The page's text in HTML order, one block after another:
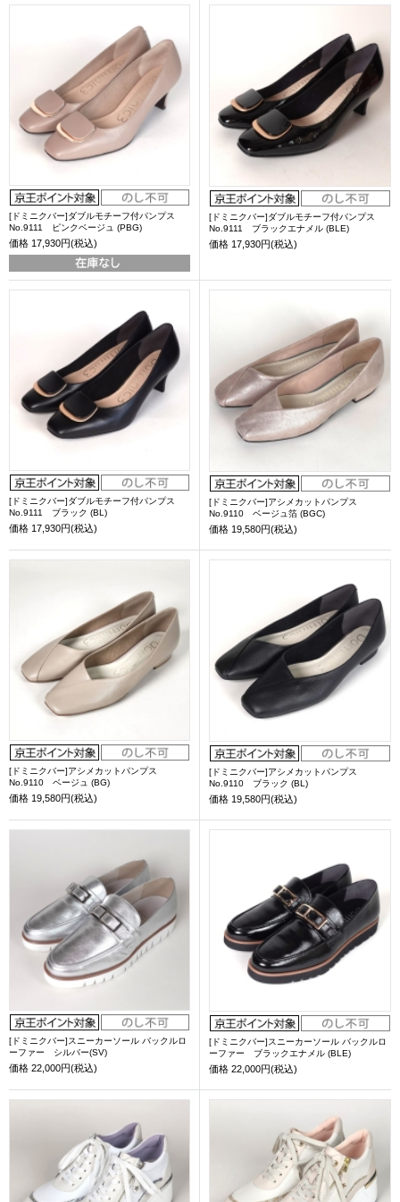
[ドミニクバー]ダブルモチーフ付パンプス
No.9111 ピンクベージュ (PBG)
価格 17,930円(税込)
[ドミニクバー]ダブルモチーフ付パンプス
No.9111 ブラックエナメル (BLE)
価格 17,930円(税込)
[ドミニクバー]ダブルモチーフ付パンプス
No.9111 ブラック (BL)
価格 17,930円(税込)
[ドミニクバー]アシメカットパンプス
No.9110 ベージュ箔 (BGC)
価格 19,580円(税込)
[ドミニクバー]アシメカットパンプス
No.9110 ベージュ (BG)
価格 19,580円(税込)
[ドミニクバー]アシメカットパンプス
No.9110 ブラック (BL)
価格 19,580円(税込)
[ドミニクバー]スニーカーソール バックルロ
ーファー シルバー(SV)
価格 22,000円(税込)
[ドミニクバー]スニーカーソール バックルロ
ーファー ブラックエナメル (BLE)
価格 22,000円(税込)